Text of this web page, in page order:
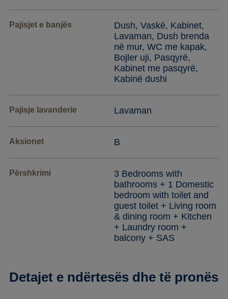
Pajisjet e banjës
Dush, Vaskë, Kabinet,
Lavaman, Dush brenda
në mur, WC me kapak,
Bojler uji, Pasqyrë,
Kabinet me pasqyrë,
Kabinë dushi
Pajisje lavanderie Lavaman
Aksionet B
Përshkrimi
3 Bedrooms with
bathrooms + 1 Domestic
bedroom with toilet and
guest toilet + Living room
& dining room + Kitchen
+ Laundry room +
balcony + SAS
Detajet e ndërtesës dhe të pronës